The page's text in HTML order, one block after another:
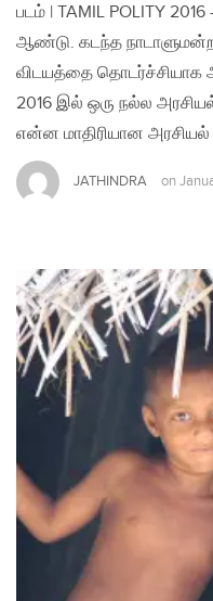
படம் | TAMIL POLITY
ஆண்டு. கடந்த
விடயத்தை தொடர்ச்சியாக
2016 இல் ஒரு நல்ல
என்ன மாதிரியான அரசியல்
JATHINDRA on